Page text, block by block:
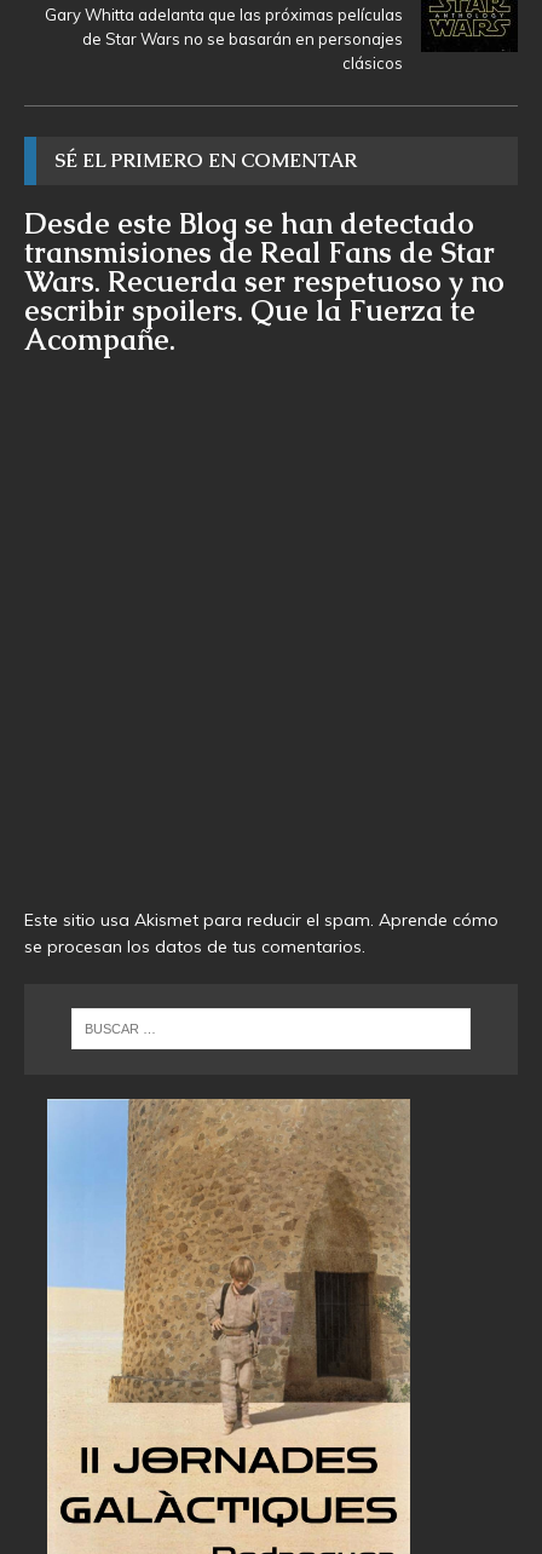
Gary Whitta adelanta que las próximas películas
de Star Wars no se basarán en personajes
clásicos
SÉ EL PRIMERO EN COMENTAR
Desde este Blog se han detectado
transmisiones de Real Fans de Star
Wars. Recuerda ser respetuoso y no
escribir spoilers. Que la Fuerza te
Acompañe.
Este sitio usa Akismet para reducir el spam. Aprende cómo
se procesan los datos de tus comentarios.